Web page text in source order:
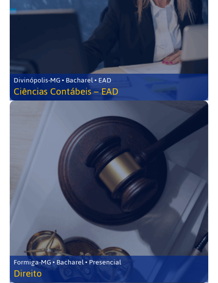
Divinópolis-MG • Bacharel • EAD
Ciências Contábeis – EAD
Formiga-MG • Bacharel • Presencial
Direito